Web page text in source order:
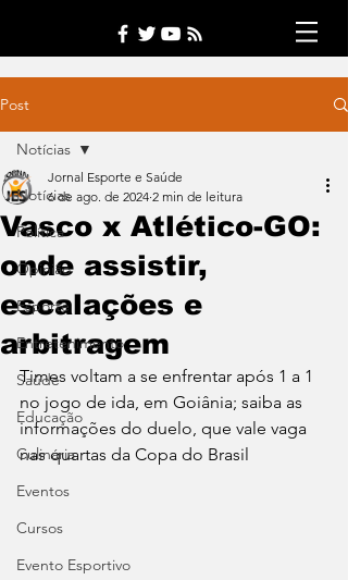
Post
Notícias
Política
Opinião
Esporte
Entretenimento
Saúde
Educação
Culinária
Eventos
Cursos
Evento Esportivo
Notícias
Vasco x Atlético-GO:
onde assistir,
escalações e
arbitragem
Jornal Esporte e Saúde
6 de ago. de 2024 2 min de leitura
Times voltam a se enfrentar após 1 a 1
no jogo de ida, em Goiânia; saiba as
informações do duelo, que vale vaga
nas quartas da Copa do Brasil